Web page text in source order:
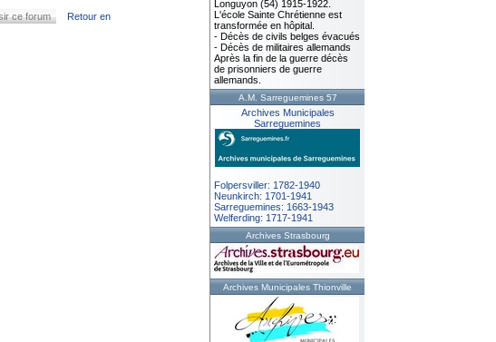
Retour en
Longuyon (54) 1915-1922.
L'école Sainte Chrétienne est
transformée en hôpital.
- Décès de civils belges évacués
- Décès de militaires allemands
Après la fin de la guerre décès
de prisonniers de guerre
allemands.
A.M. Sarreguemines 57
Archives Municipales
Sarreguemines
Folpersviller: 1782-1940
Neunkirch: 1701-1941
Sarreguemines: 1663-1943
Welferding: 1717-1941
Archives Strasbourg
Archives Municipales Thionville